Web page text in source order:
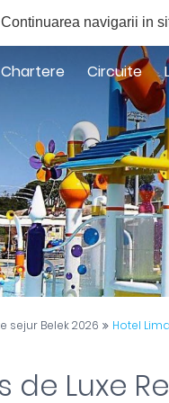
Continuarea navigarii in
sejur Belek 2026 Hotel
de Luxe
oferta
Chartere Circuite